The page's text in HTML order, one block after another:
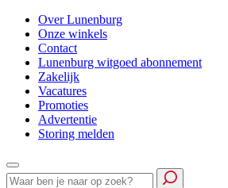
Over Lunenburg
Onze winkels
Contact
Lunenburg witgoed abonnement
Zakelijk
Vacatures
Promoties
Advertentie
Storing melden